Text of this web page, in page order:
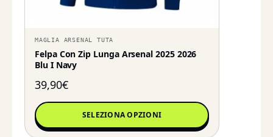
MAGLIA ARSENAL TUTA
Felpa Con Zip Lunga Arsenal 2025 2026
Blu I Navy
39,90€
SELEZIONA OPZIONI